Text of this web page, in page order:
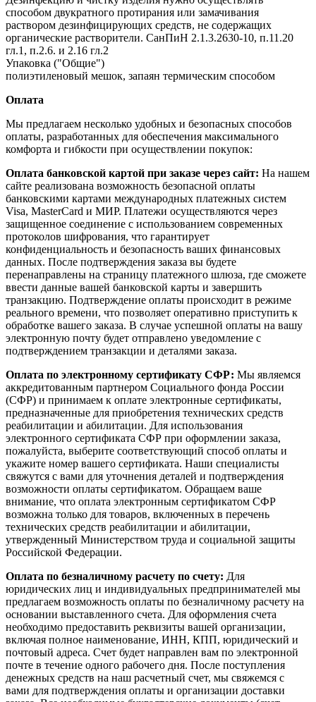
способом двукратного протирания или замачивания
раствором дезинфицирующих средств, не содержащих
органические растворители. СанПиН 2.1.3.2630-10, п.11.20
гл.1, п.2.6. и 2.16 гл.2
Упаковка ("Общие")
полиэтиленовый мешок, запаян термическим способом
Оплата
Мы предлагаем несколько удобных и безопасных способов
оплаты, разработанных для обеспечения максимального
комфорта и гибкости при осуществлении покупок:
Оплата банковской картой при заказе через сайт: На нашем
сайте реализована возможность безопасной оплаты
банковскими картами международных платежных систем
Visa, MasterCard и МИР. Платежи осуществляются через
защищенное соединение с использованием современных
протоколов шифрования, что гарантирует
конфиденциальность и безопасность ваших финансовых
данных. После подтверждения заказа вы будете
перенаправлены на страницу платежного шлюза, где сможете
ввести данные вашей банковской карты и завершить
транзакцию. Подтверждение оплаты происходит в режиме
реального времени, что позволяет оперативно приступить к
обработке вашего заказа. В случае успешной оплаты на вашу
электронную почту будет отправлено уведомление с
подтверждением транзакции и деталями заказа.
Оплата по электронному сертификату СФР: Мы являемся
аккредитованным партнером Социального фонда России
(СФР) и принимаем к оплате электронные сертификаты,
предназначенные для приобретения технических средств
реабилитации и абилитации. Для использования
электронного сертификата СФР при оформлении заказа,
пожалуйста, выберите соответствующий способ оплаты и
укажите номер вашего сертификата. Наши специалисты
свяжутся с вами для уточнения деталей и подтверждения
возможности оплаты сертификатом. Обращаем ваше
внимание, что оплата электронным сертификатом СФР
возможна только для товаров, включенных в перечень
технических средств реабилитации и абилитации,
утвержденный Министерством труда и социальной защиты
Российской Федерации.
Оплата по безналичному расчету по счету: Для
юридических лиц и индивидуальных предпринимателей мы
предлагаем возможность оплаты по безналичному расчету на
основании выставленного счета. Для оформления счета
необходимо предоставить реквизиты вашей организации,
включая полное наименование, ИНН, КПП, юридический и
почтовый адреса. Счет будет направлен вам по электронной
почте в течение одного рабочего дня. После поступления
денежных средств на наш расчетный счет, мы свяжемся с
вами для подтверждения оплаты и организации доставки